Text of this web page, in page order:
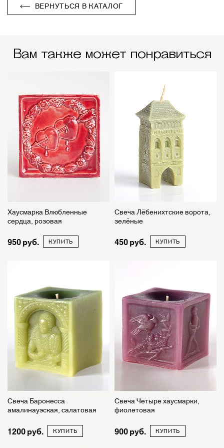
ВЕРНУТЬСЯ В КАТАЛОГ
Вам также может понравиться
Хаусмарка Влюбленные
сердца, розовая
950 КУПИТЬ
Свеча Лёбенихтские ворота,
зелёные
450 КУПИТЬ
Свеча Баронесса
амалинауэская, салатовая
1200 КУПИТЬ
Свеча Четыре хаусмарки,
фиолетовая
900 КУПИТЬ